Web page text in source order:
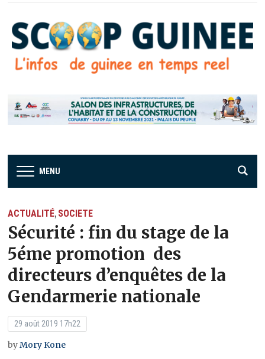
MENU
ACTUALITÉ, SOCIETE
Sécurité : fin du stage de la
5éme promotion des
directeurs d’enquêtes de la
Gendarmerie nationale
29 août 2019 17h22
byMory Kone